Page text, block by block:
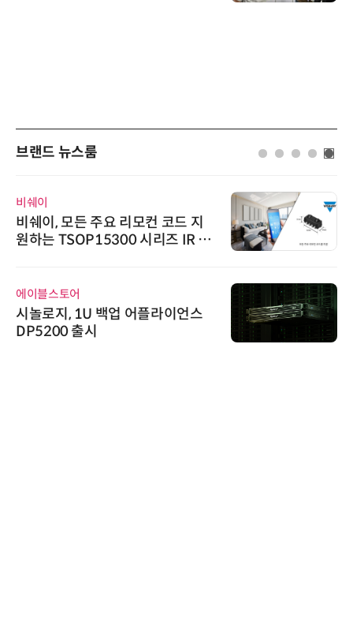
브랜드 뉴스룸
비쉐이
비쉐이, 모든 주요 리모컨 코드 지
원하는 TSOP15300 시리즈 IR 수
에이블스토어
시놀로지, 1U 백업 어플라이언스
DP5200 출시